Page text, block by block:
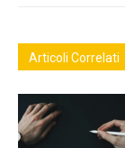
Articoli Correlati